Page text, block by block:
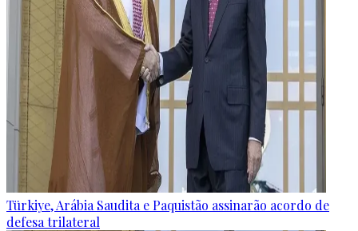
Türkiye, Arábia Saudita e Paquistão assinarão acordo de
defesa trilateral